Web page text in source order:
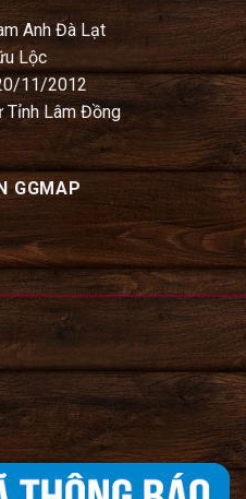
Anh Đà Lạt
Lộc
11/2012
Tỉnh Lâm Đồng
GGMAP